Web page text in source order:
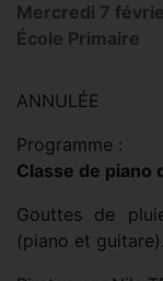
Mercredi 7
École Primaire
ANNULÉE
Programme :
Classe de piano
Gouttes de
(piano et guitare).